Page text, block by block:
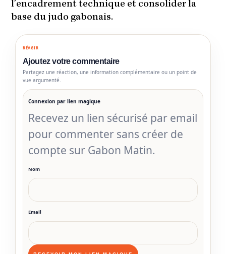
l’encadrement technique et consolider la
base du judo gabonais.
RÉAGIR
Ajoutez votre commentaire
Partagez une réaction, une information complémentaire ou un point de
vue argumenté.
Connexion par lien magique
Recevez un lien sécurisé par email
pour commenter sans créer de
compte sur Gabon Matin.
Nom
Email